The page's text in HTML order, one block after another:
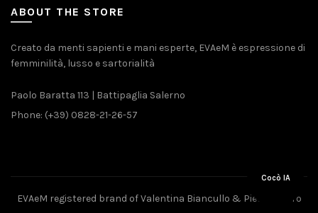
ABOUT THE STORE
Creato da menti sapienti e mani esperte, EVAeM è espressione di
femminilità, lusso e sartorialità
Paolo Baratta 113 | Battipaglia Salerno
Phone: (+39) 0828-21-26-57
EVAeM registered brand of Valentina Biancullo & Pietro Piliero
Cocò IA